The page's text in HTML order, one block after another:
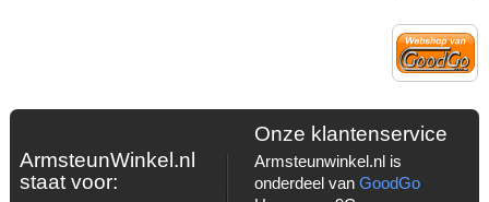
ArmsteunWinkel.nl
staat voor:
Onze klantenservice
Armsteunwinkel.nl is
onderdeel van GoodGo